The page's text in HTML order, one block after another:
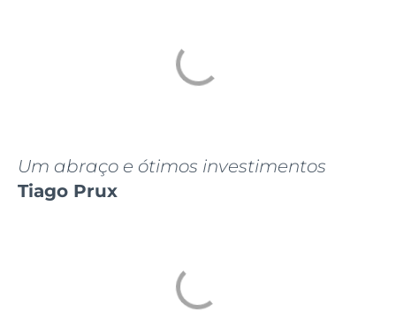
Um abraço e ótimos investimentos
Tiago Prux